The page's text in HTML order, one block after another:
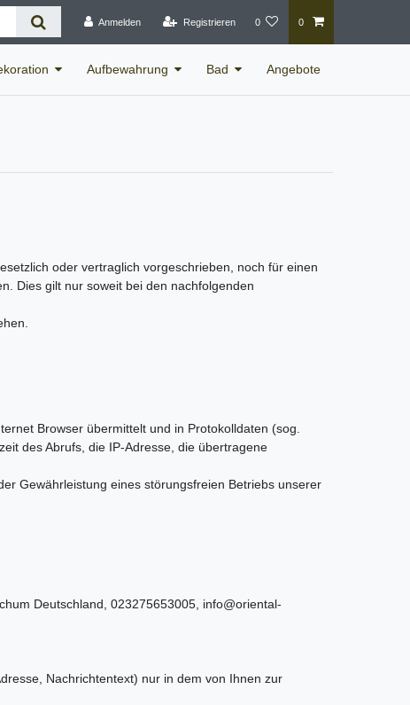
Anmelden Registrieren 0 0
Aufbewahrung Bad Angebote
oder vertraglich vorgeschrieben, noch für einen
Dies gilt nur soweit bei den nachfolgenden
Browser übermittelt und in Protokolldaten (sog.
des Abrufs, die IP-Adresse, die übertragene
Gewährleistung eines störungsfreien Betriebs unserer
Deutschland, 023275653005, info@oriental-
Nachrichtentext) nur in dem von Ihnen zur